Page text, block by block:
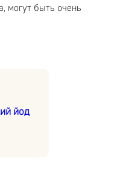
могут быть очень
йод